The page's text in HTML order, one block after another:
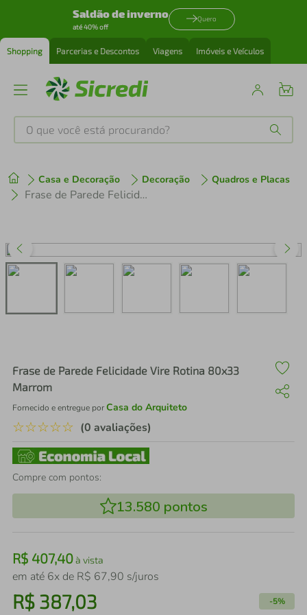
Saldão de inverno
até 40% off
Quero
Shopping Parcerias e Descontos Viagens Imóveis e Veículos
O que você está procurando?
Casa e Decoração Decoração Quadros e Placas
Frase de Parede Felicidade Vire Rotina 80x33 Marrom
Frase de Parede Felicidade Vire Rotina 80x33
Marrom
Fornecido e entregue porCasa do Arquiteto
☆☆☆☆☆ (0 avaliações)
Compre com pontos:
13.580 pontos
R$ 407,40à vista
em até 6x de R$ 67,90 s/juros
R$ 387,03 -5%
1º tenis
perfume